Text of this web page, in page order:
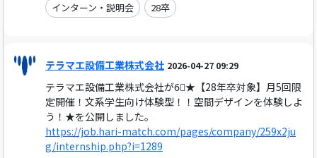
インターン・説明会 28卒
テラマエ設備工業株式会社 2026-04-27 09:29
テラマエ設備工業株式会社が6⃣★【28年卒対象】月5回限
定開催！文系学生向け体験型！！空間デザインを体験しよ
う！★を公開しました。
https://job.hari-match.com/pages/company/259x2ju
g/internship.php?i=1289